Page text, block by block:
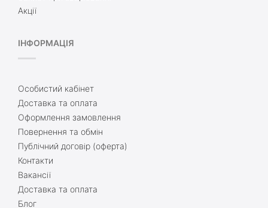
Акції
ІНФОРМАЦІЯ
Особистий кабінет
Доставка та оплата
Оформлення замовлення
Повернення та обмін
Публічний договір (оферта)
Контакти
Вакансії
Доставка та оплата
Блог